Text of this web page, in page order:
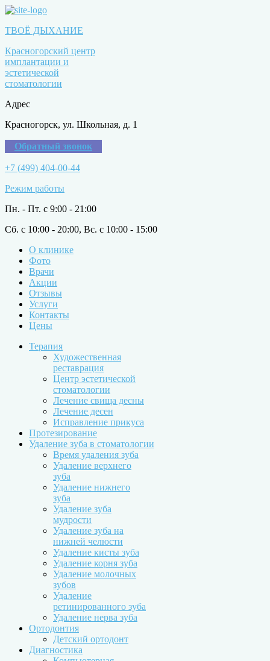
ТВОЁ ДЫХАНИЕ
Красногорский центр
имплантации и
эстетической
стоматологии
Адрес
Красногорск, ул. Школьная, д. 1
Обратный звонок
+7 (499) 404-00-44
Режим работы
Пн. - Пт. с 9:00 - 21:00
Сб. с 10:00 - 20:00, Вс. с 10:00 - 15:00
О клинике
Фото
Врачи
Акции
Отзывы
Услуги
Контакты
Цены
Терапия
Художественная
реставрация
Центр эстетической
стоматологии
Лечение свища десны
Лечение десен
Исправление прикуса
Протезирование
Удаление зуба в стоматологии
Время удаления зуба
Удаление верхнего
зуба
Удаление нижнего
зуба
Удаление зуба
мудрости
Удаление зуба на
нижней челюсти
Удаление кисты зуба
Удаление корня зуба
Удаление молочных
зубов
Удаление
ретинированного зуба
Удаление нерва зуба
Ортодонтия
Детский ортодонт
Диагностика